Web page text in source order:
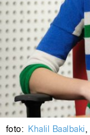
foto: Khalil Baalbaki,